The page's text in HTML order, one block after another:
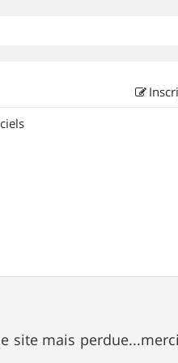
site mais